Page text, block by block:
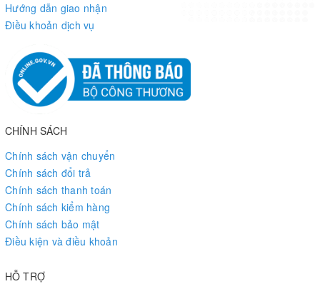
Hướng dẫn giao nhận
Điều khoản dịch vụ
CHÍNH SÁCH
Chính sách vận chuyển
Chính sách đổi trả
Chính sách thanh toán
Chính sách kiểm hàng
Chính sách bảo mật
Điều kiện và điều khoản
HỖ TRỢ